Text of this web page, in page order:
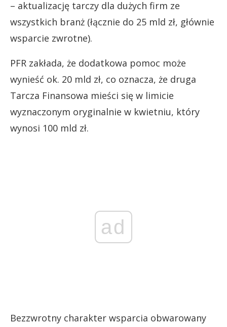
– aktualizację tarczy dla dużych firm ze
wszystkich branż (łącznie do 25 mld zł, głównie
wsparcie zwrotne).
PFR zakłada, że dodatkowa pomoc może
wynieść ok. 20 mld zł, co oznacza, że druga
Tarcza Finansowa mieści się w limicie
wyznaczonym oryginalnie w kwietniu, który
wynosi 100 mld zł.
ad
Bezzwrotny charakter wsparcia obwarowany